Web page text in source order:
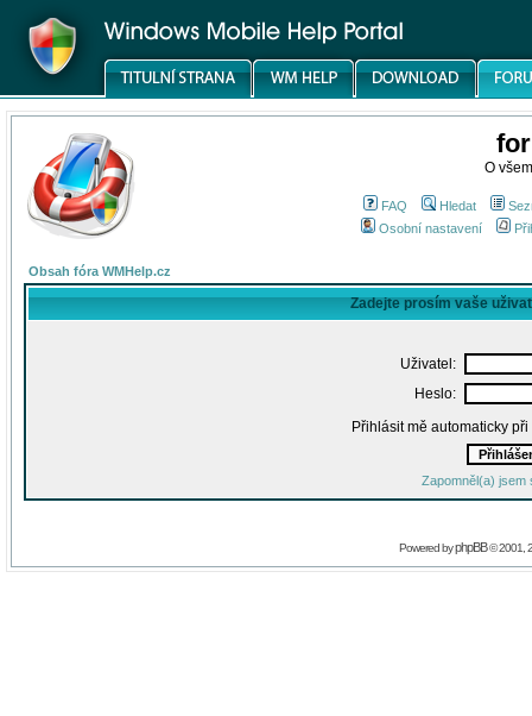
O
FAQ Hledat
Osobní nastavení
Obsah fóra WMHelp.cz
Zadejte prosím vaše
Uživatel:
Heslo:
Přihlásit mě automaticky
Zapomněl(a) jsem
Powered byphpBB© 2001,